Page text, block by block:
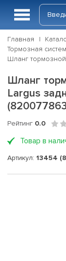
Главная
Тормозная
Шланг тормозной
Шланг
Largus
Рейтинг 0.0
Товар в
Артикул: 13454